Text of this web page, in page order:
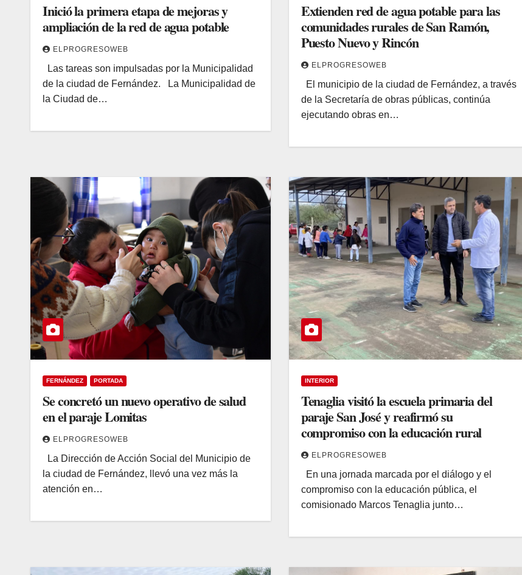
Inició la primera etapa de mejoras y
ampliación de la red de agua potable
ELPROGRESOWEB
Las tareas son impulsadas por la Municipalidad
de la ciudad de Fernández. La Municipalidad de
la Ciudad de…
Extienden red de agua potable para las
comunidades rurales de San Ramón,
Puesto Nuevo y Rincón
ELPROGRESOWEB
El municipio de la ciudad de Fernández, a través
de la Secretaría de obras públicas, continúa
ejecutando obras en…
FERNÁNDEZ PORTADA
Se concretó un nuevo operativo de salud
en el paraje Lomitas
ELPROGRESOWEB
La Dirección de Acción Social del Municipio de
la ciudad de Fernández, llevó una vez más la
atención en…
INTERIOR
Tenaglia visitó la escuela primaria del
paraje San José y reafirmó su
compromiso con la educación rural
ELPROGRESOWEB
En una jornada marcada por el diálogo y el
compromiso con la educación pública, el
comisionado Marcos Tenaglia junto…